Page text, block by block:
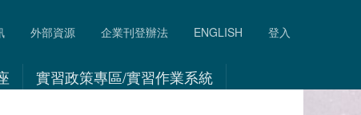
外部資源 企業刊登辦法 ENGLISH 登入
實習政策專區/實習作業系統